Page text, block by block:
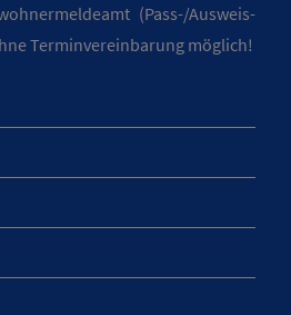
(Pass-/Ausweis-
Terminvereinbarung möglich!